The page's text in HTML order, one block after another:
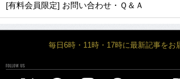
[有料会員限定] お問い合わせ・Ｑ＆Ａ
毎日6時・11時・17時に最新記事をお
FOLLOW US